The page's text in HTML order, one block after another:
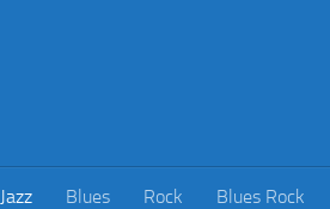
Jazz Blues Rock Blues Rock